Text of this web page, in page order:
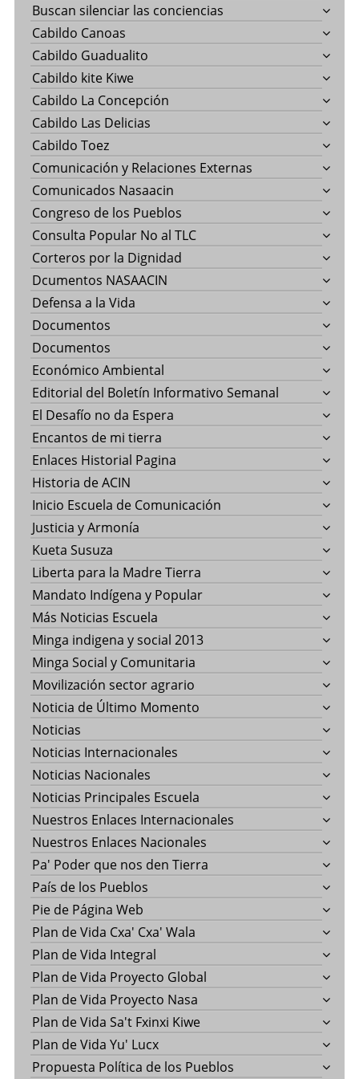
Buscan silenciar las conciencias
Cabildo Canoas
Cabildo Guadualito
Cabildo kite Kiwe
Cabildo La Concepción
Cabildo Las Delicias
Cabildo Toez
Comunicación y Relaciones Externas
Comunicados Nasaacin
Congreso de los Pueblos
Consulta Popular No al TLC
Corteros por la Dignidad
Dcumentos NASAACIN
Defensa a la Vida
Documentos
Documentos
Económico Ambiental
Editorial del Boletín Informativo Semanal
El Desafío no da Espera
Encantos de mi tierra
Enlaces Historial Pagina
Historia de ACIN
Inicio Escuela de Comunicación
Justicia y Armonía
Kueta Susuza
Liberta para la Madre Tierra
Mandato Indígena y Popular
Más Noticias Escuela
Minga indigena y social 2013
Minga Social y Comunitaria
Movilización sector agrario
Noticia de Último Momento
Noticias
Noticias Internacionales
Noticias Nacionales
Noticias Principales Escuela
Nuestros Enlaces Internacionales
Nuestros Enlaces Nacionales
Pa' Poder que nos den Tierra
País de los Pueblos
Pie de Página Web
Plan de Vida Cxa' Cxa' Wala
Plan de Vida Integral
Plan de Vida Proyecto Global
Plan de Vida Proyecto Nasa
Plan de Vida Sa't Fxinxi Kiwe
Plan de Vida Yu' Lucx
Propuesta Política de los Pueblos